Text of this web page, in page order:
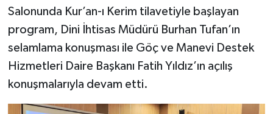
Salonunda Kur’an-ı Kerim tilavetiyle başlayan
program, Dini İhtisas Müdürü Burhan Tufan’ın
selamlama konuşması ile Göç ve Manevi Destek
Hizmetleri Daire Başkanı Fatih Yıldız’ın açılış
konuşmalarıyla devam etti.
Denizli Müftülüğü
Düzce Müftülüğü
Edirne Müftülüğü
Diyanet TV
YAŞAM